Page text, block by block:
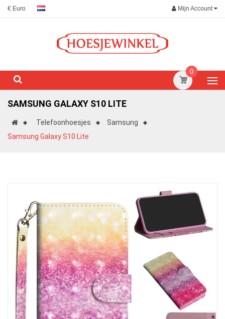
€ Euro Mijn Account
0
SAMSUNG GALAXY S10 LITE
Telefoonhoesjes
Samsung
Samsung Galaxy S10 Lite